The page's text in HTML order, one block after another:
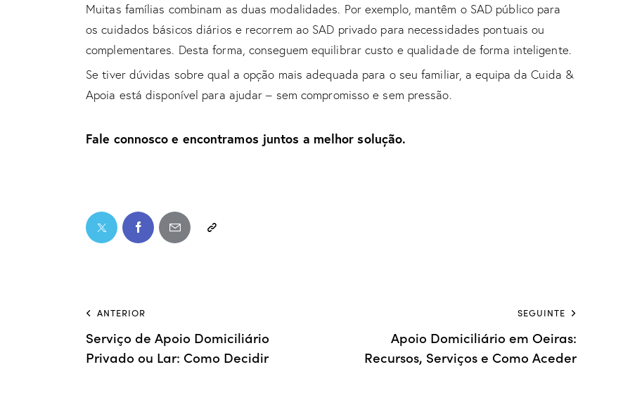
Muitas famílias combinam as duas modalidades. Por exemplo, mantêm o SAD público para
os cuidados básicos diários e recorrem ao SAD privado para necessidades pontuais ou
complementares. Desta forma, conseguem equilibrar custo e qualidade de forma inteligente.
Se tiver dúvidas sobre qual a opção mais adequada para o seu familiar, aequipa da Cuida &
Apoia está disponível para ajudar – sem compromisso e sem pressão.
Fale connosco e encontramos juntos a melhor solução.
ANTERIOR
Serviço de Apoio Domiciliário
Privado ou Lar: Como Decidir
SEGUINTE
Apoio Domiciliário em Oeiras:
Recursos, Serviços e Como Aceder